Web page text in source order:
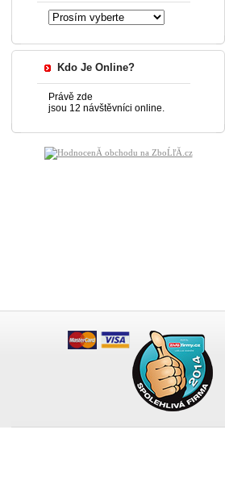
Kdo Je Online?
Právě zde
jsou 12 návštěvníci online.